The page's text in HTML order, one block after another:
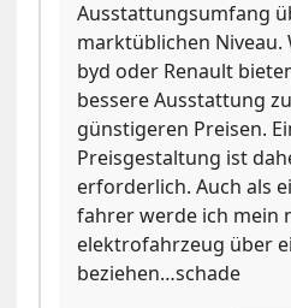
Ausstattungsumfang
marktüblichen
byd oder Renault
bessere Ausstattung
günstigeren Preisen.
Preisgestaltung ist
erforderlich. Auch als
fahrer werde ich mein
elektrofahrzeug über
beziehen…schade